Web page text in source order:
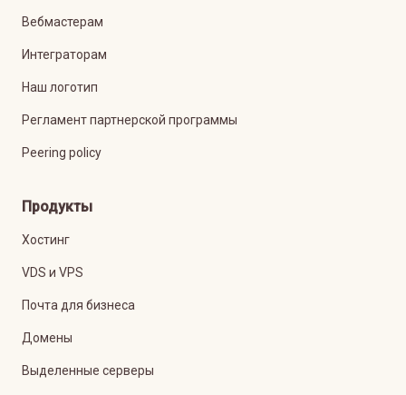
Вебмастерам
Интеграторам
Наш логотип
Регламент партнерской программы
Peering policy
Продукты
Хостинг
VDS и VPS
Почта для бизнеса
Домены
Выделенные серверы